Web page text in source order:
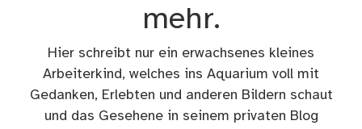
mehr.
Hier schreibt nur ein erwachsenes kleines
Arbeiterkind, welches ins Aquarium voll mit
Gedanken, Erlebten und anderen Bildern schaut
und das Gesehene in seinem privaten Blog